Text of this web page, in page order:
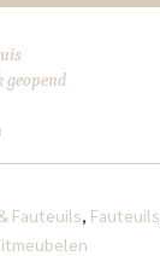
geopend
Fauteuils Fauteuils